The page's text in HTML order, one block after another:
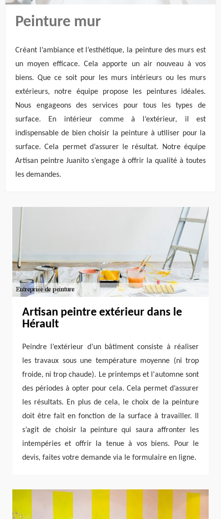
Peinture mur
Créant l’ambiance et l’esthétique, la peinture des murs est
un moyen efficace. Cela apporte un air nouveau à vos
biens. Que ce soit pour les murs intérieurs ou les murs
extérieurs, notre équipe propose les peintures idéales.
Nous engageons des services pour tous les types de
surface. En intérieur comme à l’extérieur, il est
indispensable de bien choisir la peinture à utiliser pour la
surface. Cela permet d’assurer le résultat. Notre équipe
Artisan peintre Juanito s’engage à offrir la qualité à toutes
les demandes.
Artisan peintre extérieur dans le
Hérault
Peindre l’extérieur d’un bâtiment consiste à réaliser
les travaux sous une température moyenne (ni trop
froide, ni trop chaude). Le printemps et l'automne sont
des périodes à opter pour cela. Cela permet d’assurer
les résultats. En plus de cela, le choix de la peinture
doit être fait en fonction de la surface à travailler. Il
s’agit de choisir la peinture qui saura affronter les
intempéries et offrir la tenue à vos biens. Pour le
devis, faites votre demande via le formulaire en ligne.